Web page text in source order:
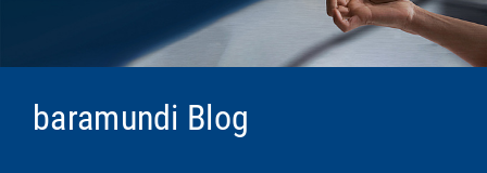
baramundi Blog